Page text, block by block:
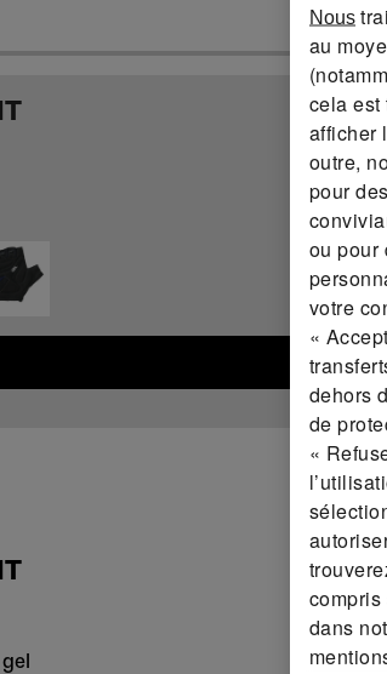
Nous
au
cela est
afficher
outre,
pour
ou pour
votre
«
dehors
de
«
compris
dans